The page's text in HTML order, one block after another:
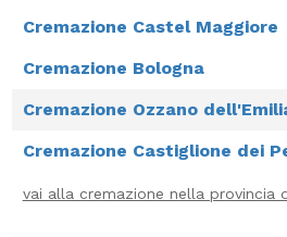
Cremazione Castel Maggiore
Cremazione Bologna
Cremazione Ozzano
Cremazione Castiglione dei
vai alla cremazione nella provincia